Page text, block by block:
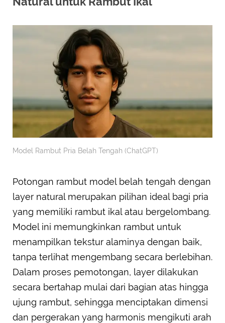
Model Rambut Pria Belah Tengah (ChatGPT)
Potongan rambut model belah tengah dengan
layer natural merupakan pilihan ideal bagi pria
yang memiliki rambut ikal atau bergelombang.
Model ini memungkinkan rambut untuk
menampilkan tekstur alaminya dengan baik,
tanpa terlihat mengembang secara berlebihan.
Dalam proses pemotongan, layer dilakukan
secara bertahap mulai dari bagian atas hingga
ujung rambut, sehingga menciptakan dimensi
dan pergerakan yang harmonis mengikuti arah